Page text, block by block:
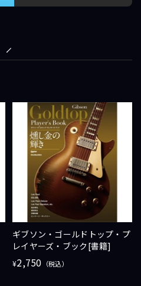
ギブソン・ゴールドトップ・プ
レイヤーズ・ブック[書籍]
¥2,750 （税込）